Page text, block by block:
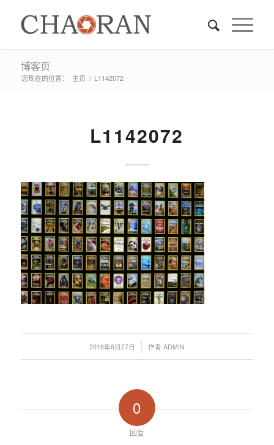
博客页
您现在的位置： 主页 / L1142072
L1142072
2016年6月27日
/ 作者 ADMIN
0
回复